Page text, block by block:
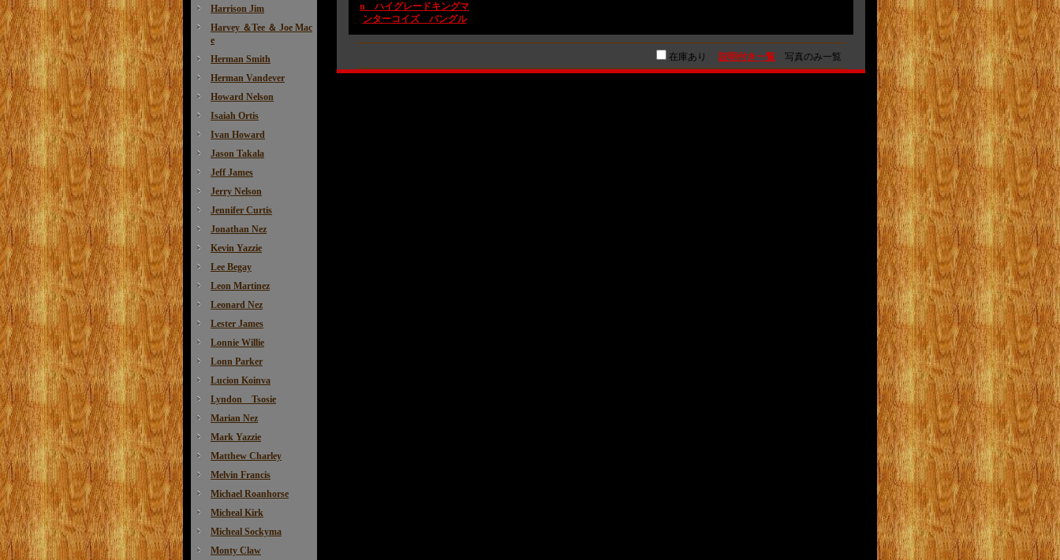
Harrison Jim
Harvey ＆Tee ＆ Joe Mac
e
Herman Smith
Herman Vandever
Howard Nelson
Isaiah Ortis
Ivan Howard
Jason Takala
Jeff James
Jerry Nelson
Jennifer Curtis
Jonathan Nez
Kevin Yazzie
Lee Begay
Leon Martinez
Leonard Nez
Lester James
Lonnie Willie
Lonn Parker
Lucion Koinva
Lyndon Tsosie
Marian Nez
Mark Yazzie
Matthew Charley
Melvin Francis
Michael Roanhorse
Micheal Kirk
Micheal Sockyma
Monty Claw
n ハイグレードキングマ
ンターコイズ バングル
在庫あり 説明付き一覧 写真のみ一覧